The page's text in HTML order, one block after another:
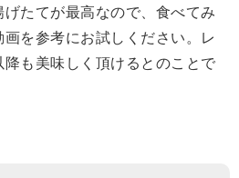
たてが最高なので、食べてみ
を参考にお試しください。レ
も美味しく頂けるとのことで